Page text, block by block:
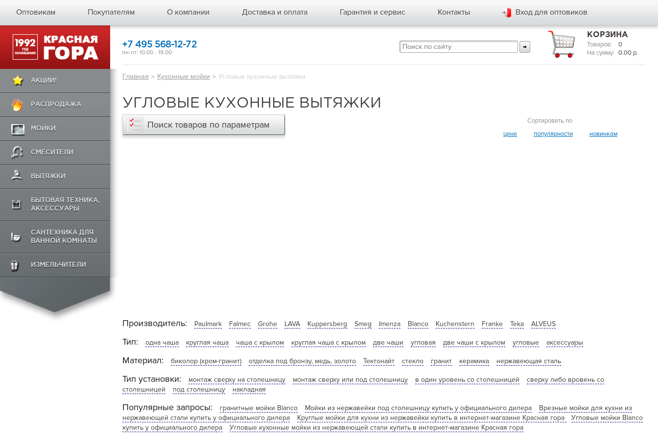
Оптовикам Покупателям О компании Доставка и оплата Гарантия и сервис Контакты Вход для оптовиков
АКЦИИ!
РАСПРОДАЖА
МОЙКИ
СМЕСИТЕЛИ
ВЫТЯЖКИ
БЫТОВАЯ ТЕХНИКА,
АКСЕССУАРЫ
САНТЕХНИКА ДЛЯ
ВАННОЙ КОМНАТЫ
ИЗМЕЛЬЧИТЕЛИ
+7 495 568-12-72
пн-пт: 10.00 - 19.00
КОРЗИНА
Товаров:
0
На сумму: 0.00 р.
Главная > Кухонные мойки > Угловые кухонные вытяжки
УГЛОВЫЕ КУХОННЫЕ ВЫТЯЖКИ
Сортировать по
цене
популярности новинкам
Поиск товаров по параметрам
Производитель: Paulmark Falmec Grohe LAVA Kuppersberg Smeg Imenza Blanco Kuchenstern Franke Teka ALVEUS
Тип: одна чаша круглая чаша чаша с крылом круглая чаша с крылом две чаши угловая две чаши с крылом угловые аксессуары
Материал: биколор (хром-гранит) отделка под бронзу, медь, золото Тектонайт стекло гранит керамика нержавеющая сталь
Тип установки: монтаж сверху на столешницу монтаж сверху или под столешницу в один уровень со столешницей
сверху либо вровень со
столешницей
под столешницу накладная
Популярные запросы: гранитные мойки Blanco Мойки из нержавейки под столешницу купить у официального дилера
Врезные мойки для кухни из
нержавеющей стали купить у официального дилера
Круглые мойки для кухни из нержавейки купить в интернет-магазине Красная гора
Угловые мойки Blanco
купить у официального дилера
Угловые кухонные мойки из нержавеющей стали купить в интернет-магазине Красная гора